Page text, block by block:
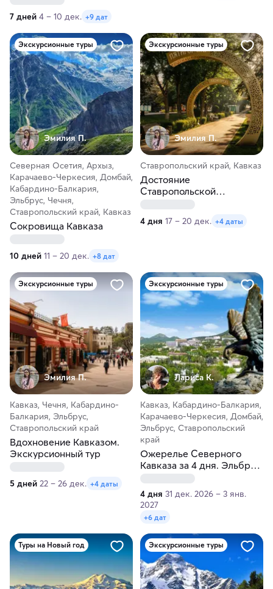
7 дней 4 – 10 дек. +9 дат
Экскурсионные туры
Эмилия П.
Северная Осетия, Архыз,
Карачаево-Черкесия, Домбай,
Кабардино-Балкария,
Эльбрус, Чечня,
Ставропольский край, Кавказ
Сокровища Кавказа
10 дней 11 – 20 дек. +8 дат
Экскурсионные туры
Эмилия П.
Ставропольский край, Кавказ
Достояние
Ставропольской
4 дня 17 – 20 дек. +4 даты
Экскурсионные туры
Эмилия П.
Кавказ, Чечня, Кабардино-
Балкария, Эльбрус,
Ставропольский край
Вдохновение Кавказом.
Экскурсионный тур
5 дней 22 – 26 дек. +4 даты
Экскурсионные туры
Лариса К.
Кавказ, Кабардино-Балкария,
Карачаево-Черкесия, Домбай,
Эльбрус, Ставропольский
край
Ожерелье Северного
Кавказа за 4 дня. Эльбрус,
Кисловодск
4 дня 31 дек. 2026 – 3 янв.
2027
+6 дат
Туры на Новый год Экскурсионные туры